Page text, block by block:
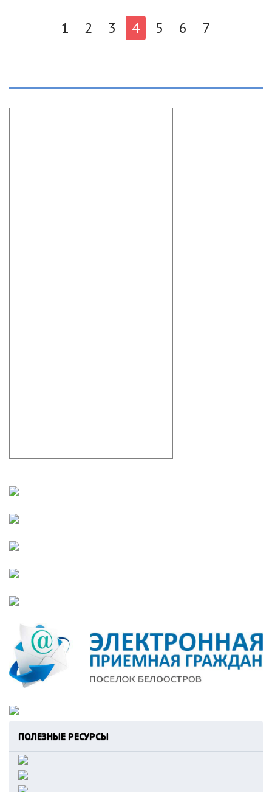
1 2 3 4 5 6 7
ПОЛЕЗНЫЕ РЕСУРСЫ